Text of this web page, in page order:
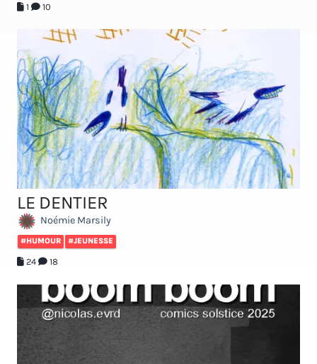
1 10
LE DENTIER
Noémie Marsily
#HUMOUR #JEUNESSE
24 18